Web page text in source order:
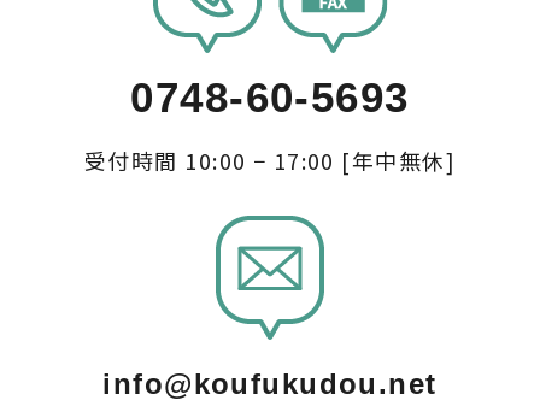
0748-60-5693
受付時間 10:00 − 17:00 [年中無休]
info@koufukudou.net